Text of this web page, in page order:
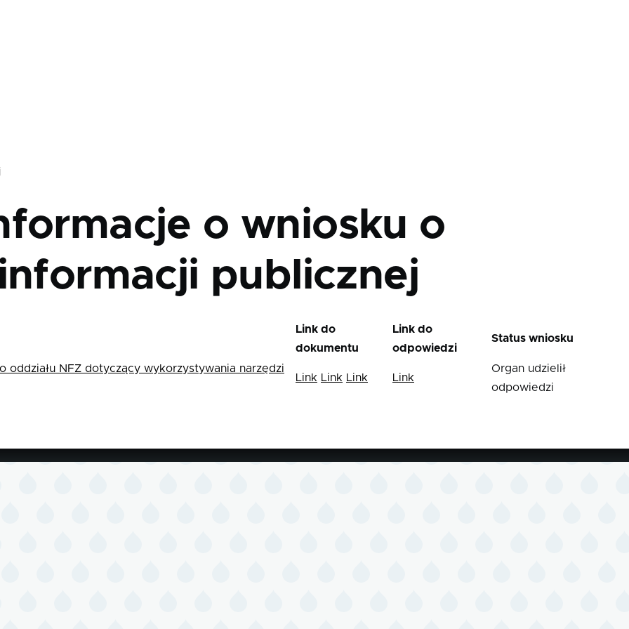
o wniosku o
publicznej
Link do
dokumentu
Link do
odpowiedzi
Status wniosku
oddziału NFZ dotyczący wykorzystywania narzędzi
Link Link Link Link
Organ udzielił
odpowiedzi